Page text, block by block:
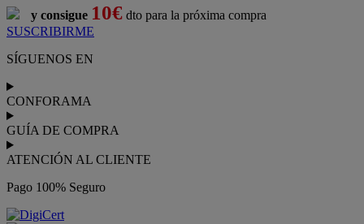
y consigue 10€ dto para la próxima compra
SUSCRIBIRME
SÍGUENOS EN
CONFORAMA
GUÍA DE COMPRA
ATENCIÓN AL CLIENTE
Pago 100% Seguro